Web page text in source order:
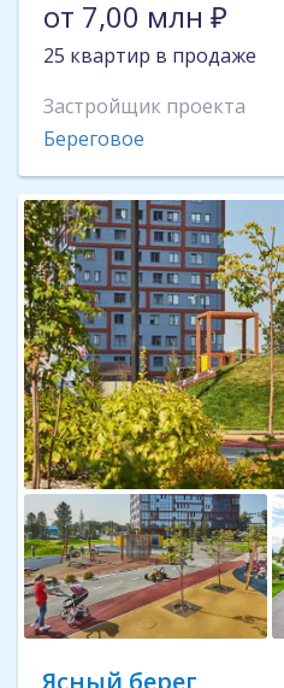
от 7,00 млн ₽
25 квартир в продаже
Застройщик проекта
Береговое